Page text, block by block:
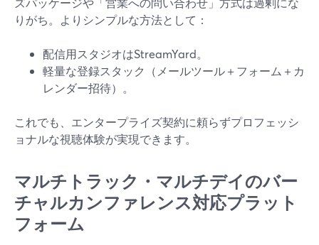
りがち。よりシンプルな方法として：
配信用スタジオはStreamYard。
軽量な登録スタック（メールツール＋フォーム＋カ
レンダー招待）。
これでも、エンタープライズ契約に頼らずプロフェッシ
ョナルな視聴体験が実現できます。
マルチトラック・マルチデイのバー
チャルカンファレンス対応プラット
フォーム